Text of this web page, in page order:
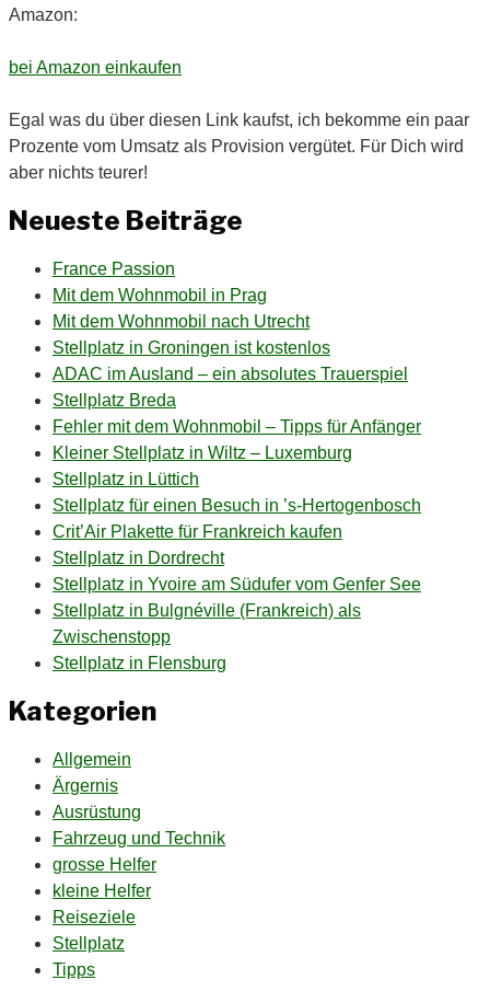
Amazon:
bei Amazon einkaufen
Egal was du über diesen Link kaufst, ich bekomme ein paar
Prozente vom Umsatz als Provision vergütet. Für Dich wird
aber nichts teurer!
Neueste Beiträge
France Passion
Mit dem Wohnmobil in Prag
Mit dem Wohnmobil nach Utrecht
Stellplatz in Groningen ist kostenlos
ADAC im Ausland – ein absolutes Trauerspiel
Stellplatz Breda
Fehler mit dem Wohnmobil – Tipps für Anfänger
Kleiner Stellplatz in Wiltz – Luxemburg
Stellplatz in Lüttich
Stellplatz für einen Besuch in ’s-Hertogenbosch
Crit’Air Plakette für Frankreich kaufen
Stellplatz in Dordrecht
Stellplatz in Yvoire am Südufer vom Genfer See
Stellplatz in Bulgnéville (Frankreich) als
Zwischenstopp
Stellplatz in Flensburg
Kategorien
Allgemein
Ärgernis
Ausrüstung
Fahrzeug und Technik
grosse Helfer
kleine Helfer
Reiseziele
Stellplatz
Tipps